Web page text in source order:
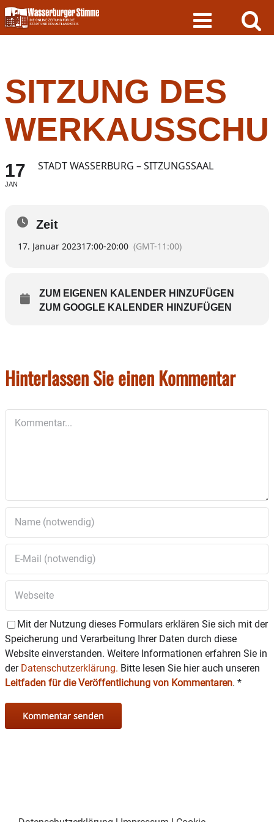
Skip
to
content
SITZUNG DES
17
JAN
STADT WASSERBURG – SITZUNGSSAAL
Zeit
17. Januar 202317:00-20:00 (GMT-11:00)
ZUM EIGENEN KALENDER HINZUFÜGEN
ZUM GOOGLE KALENDER HINZUFÜGEN
Hinterlassen Sie einen Kommentar
Mit der Nutzung dieses Formulars erklären Sie sich mit der
Speicherung und Verarbeitung Ihrer Daten durch diese
Website einverstanden. Weitere Informationen erfahren Sie in
der Datenschutzerklärung. Bitte lesen Sie hier auch unseren
Leitfaden für die Veröffentlichung von Kommentaren. *